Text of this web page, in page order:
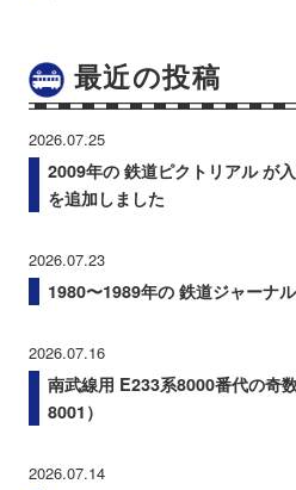
最近の投稿
2026.07.25
2009年の 鉄道ピクトリアル が
を追加しました
2026.07.23
1980〜1989年の 鉄道ジャーナ
2026.07.16
南武線用 E233系8000番代の奇
8001）
2026.07.14